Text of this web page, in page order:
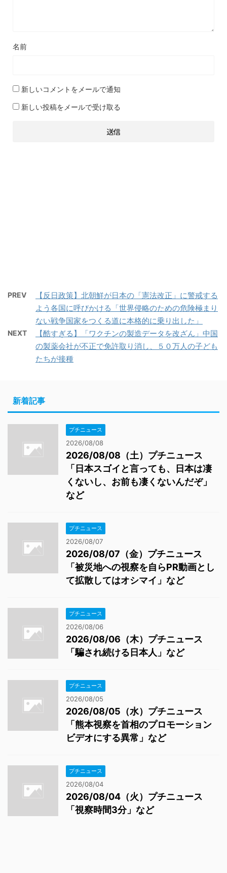
名前
新しいコメントをメールで通知
新しい投稿をメールで受け取る
PREV
【反日政策】北朝鮮が日本の「憲法改正」に警戒する
よう各国に呼びかける「世界侵略のための危険極まり
ない戦争国家をつくる道に本格的に乗り出した」
NEXT
【酷すぎる】「ワクチンの製造データを改ざん」中国
の製薬会社が不正で免許取り消し、５０万人の子ども
たちが接種
新着記事
プチニュース
2026/08/08
2026/08/08（土）プチニュース
「日本スゴイと言っても、日本は凄
くないし、お前も凄くないんだぞ」
など
プチニュース
2026/08/07
2026/08/07（金）プチニュース
「被災地への視察を自らPR動画とし
て拡散してはオシマイ」など
プチニュース
2026/08/06
2026/08/06（木）プチニュース
「騙され続ける日本人」など
プチニュース
2026/08/05
2026/08/05（水）プチニュース
「熊本視察を首相のプロモーション
ビデオにする異常」など
プチニュース
2026/08/04
2026/08/04（火）プチニュース
「視察時間3分」など